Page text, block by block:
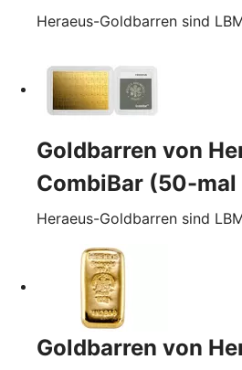
Heraeus-Goldbarren sind
Goldbarren von
CombiBar (50-mal
Heraeus-Goldbarren sind
Goldbarren von